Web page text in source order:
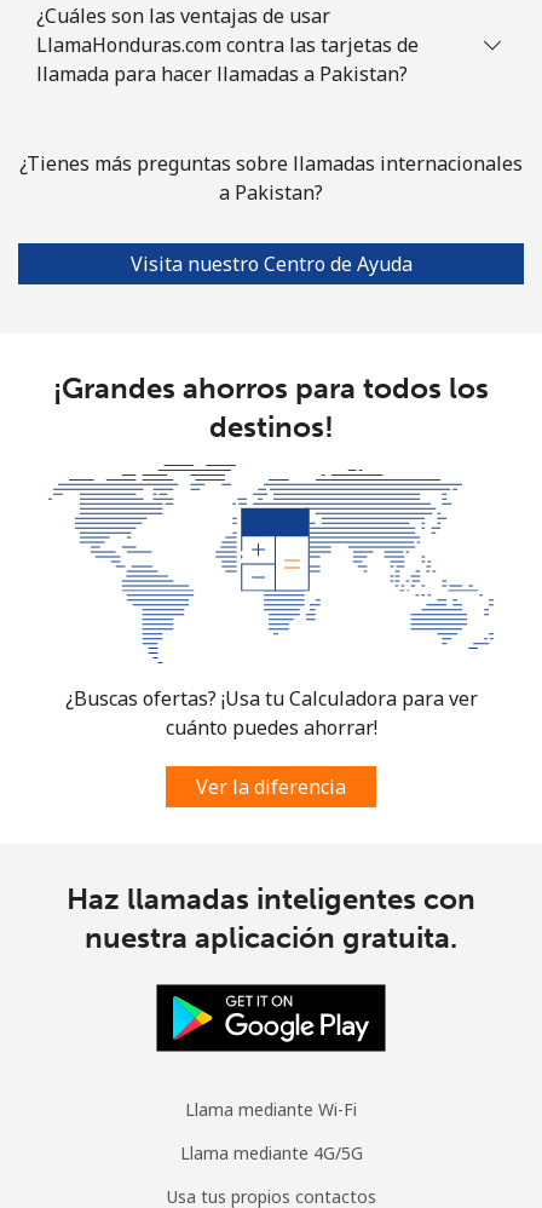
¿Cuáles son las ventajas de usar
LlamaHonduras.com contra las tarjetas de
llamada para hacer llamadas a Pakistan?
¿Tienes más preguntas sobre llamadas internacionales
a Pakistan?
Visita nuestro Centro de Ayuda
¡Grandes ahorros para todos los
destinos!
¿Buscas ofertas? ¡Usa tu Calculadora para ver
cuánto puedes ahorrar!
Ver la diferencia
Haz llamadas inteligentes con
nuestra aplicación gratuita.
Llama mediante Wi-Fi
Llama mediante 4G/5G
Usa tus propios contactos